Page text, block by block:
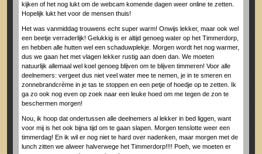
kijken of het nog lukt om de webcam komende dagen weer online te zetten.
Hopelijk lukt het voor de mensen thuis!
Het was vanmiddag trouwens echt super warm! Onwijs lekker, maar ook wel
een beetje verraderlijk! Gelukkig is er altijd genoeg water op het Timmerdorp,
en hebben alle hutten wel een schaduwplekje. Morgen wordt het nog warmer,
dus we gaan het met vlagen lekker rustig aan doen dan. We moeten
natuurlijk allemaal wel koel genoeg blijven om te blijven timmeren! Voor alle
deelnemers: vergeet dus niet veel water mee te nemen, je in te smeren en
zonnebrandcrème in je tas te stoppen en een petje of hoedje op te zetten. Ik
ga zo ook nog even op zoek naar een leuke hoed om me tegen de zon te
beschermen morgen!
Nou, ik hoop dat ondertussen alle deelnemers al lekker in bed liggen, want
voor mij is het ook bijna tijd om te gaan slapen. Morgen tenslotte weer een
timmerdag! En ik wil er nog niet te hard over nadenken, maar morgen met de
lunch zitten we alweer halverwege het Timmerdorp!!!! Poeh, we moeten er